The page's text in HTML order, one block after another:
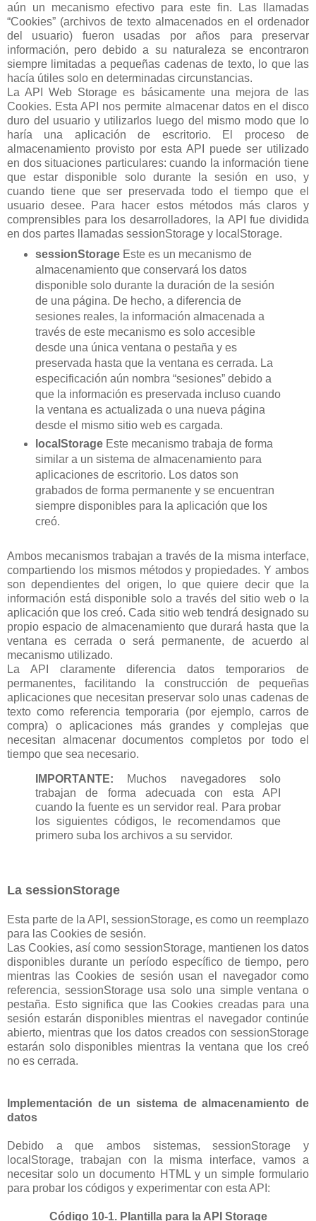
aún un mecanismo efectivo para este fin. Las llamadas
“Cookies” (archivos de texto almacenados en el ordenador
del usuario) fueron usadas por años para preservar
información, pero debido a su naturaleza se encontraron
siempre limitadas a pequeñas cadenas de texto, lo que las
hacía útiles solo en determinadas circunstancias.
La API Web Storage es básicamente una mejora de las
Cookies. Esta API nos permite almacenar datos en el disco
duro del usuario y utilizarlos luego del mismo modo que lo
haría una aplicación de escritorio. El proceso de
almacenamiento provisto por esta API puede ser utilizado
en dos situaciones particulares: cuando la información tiene
que estar disponible solo durante la sesión en uso, y
cuando tiene que ser preservada todo el tiempo que el
usuario desee. Para hacer estos métodos más claros y
comprensibles para los desarrolladores, la API fue dividida
en dos partes llamadas sessionStorage y localStorage.
sessionStorageEste es un mecanismo de
almacenamiento que conservará los datos
disponible solo durante la duración de la sesión
de una página. De hecho, a diferencia de
sesiones reales, la información almacenada a
través de este mecanismo es solo accesible
desde una única ventana o pestaña y es
preservada hasta que la ventana es cerrada. La
especificación aún nombra “sesiones” debido a
que la información es preservada incluso cuando
la ventana es actualizada o una nueva página
desde el mismo sitio web es cargada.
localStorageEste mecanismo trabaja de forma
similar a un sistema de almacenamiento para
aplicaciones de escritorio. Los datos son
grabados de forma permanente y se encuentran
siempre disponibles para la aplicación que los
creó.
Ambos mecanismos trabajan a través de la misma interface,
compartiendo los mismos métodos y propiedades. Y ambos
son dependientes del origen, lo que quiere decir que la
información está disponible solo a través del sitio web o la
aplicación que los creó. Cada sitio web tendrá designado su
propio espacio de almacenamiento que durará hasta que la
ventana es cerrada o será permanente, de acuerdo al
mecanismo utilizado.
La API claramente diferencia datos temporarios de
permanentes, facilitando la construcción de pequeñas
aplicaciones que necesitan preservar solo unas cadenas de
texto como referencia temporaria (por ejemplo, carros de
compra) o aplicaciones más grandes y complejas que
necesitan almacenar documentos completos por todo el
tiempo que sea necesario.
IMPORTANTE: Muchos navegadores solo
trabajan de forma adecuada con esta API
cuando la fuente es un servidor real. Para probar
los siguientes códigos, le recomendamos que
primero suba los archivos a su servidor.
La sessionStorage
Esta parte de la API, sessionStorage, es como un reemplazo
para las Cookies de sesión.
Las Cookies, así como sessionStorage, mantienen los datos
disponibles durante un período específico de tiempo, pero
mientras las Cookies de sesión usan el navegador como
referencia, sessionStorage usa solo una simple ventana o
pestaña. Esto significa que las Cookies creadas para una
sesión estarán disponibles mientras el navegador continúe
abierto, mientras que los datos creados con sessionStorage
estarán solo disponibles mientras la ventana que los creó
no es cerrada.
Implementación de un sistema de almacenamiento de
datos
Debido a que ambos sistemas, sessionStorage y
localStorage, trabajan con la misma interface, vamos a
necesitar solo un documento HTML y un simple formulario
para probar los códigos y experimentar con esta API:
Código 10-1. Plantilla para la API Storage